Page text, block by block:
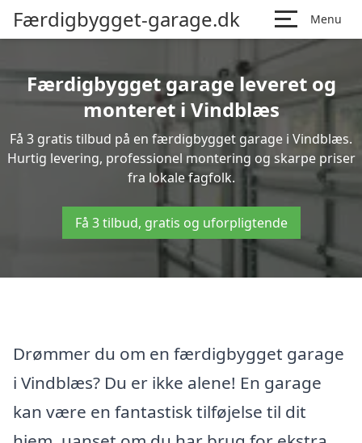
Færdigbygget-garage.dk Menu
Færdigbygget garage leveret og
monteret i Vindblæs
Få 3 gratis tilbud på en færdigbygget garage i Vindblæs.
Hurtig levering, professionel montering og skarpe priser
fra lokale fagfolk.
Få 3 tilbud, gratis og uforpligtende
Drømmer du om en færdigbygget garage
i Vindblæs? Du er ikke alene! En garage
kan være en fantastisk tilføjelse til dit